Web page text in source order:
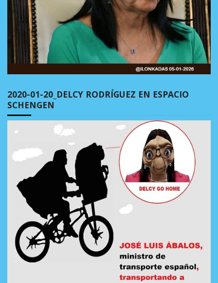
2020-01-20_DELCY RODRÍGUEZ EN ESPACIO
SCHENGEN